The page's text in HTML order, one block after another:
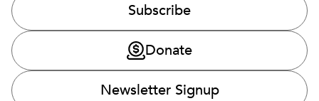
Subscribe
Donate
Newsletter Signup